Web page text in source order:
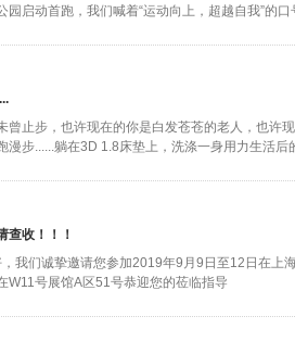
园启动首跑，我们喊着“运动向上，超越自我”的
曾止步，也许现在的你是白发苍苍的老人，也
漫步......躺在3D 1.8床垫上，洗涤一身用力生活后
查收！！！
我们诚挚邀请您参加2019年9月9日至12日在上
W11号展馆A区51号恭迎您的莅临指导